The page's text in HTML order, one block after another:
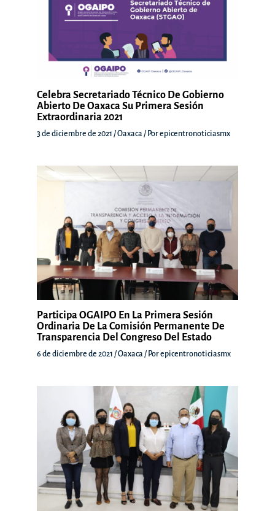
Celebra Secretariado Técnico De Gobierno
Abierto De Oaxaca Su Primera Sesión
Extraordinaria 2021
3 de diciembre de 2021 /Oaxaca / Porepicentronoticiasmx
Participa OGAIPO En La Primera Sesión
Ordinaria De La Comisión Permanente De
Transparencia Del Congreso Del Estado
6 de diciembre de 2021 /Oaxaca / Porepicentronoticiasmx